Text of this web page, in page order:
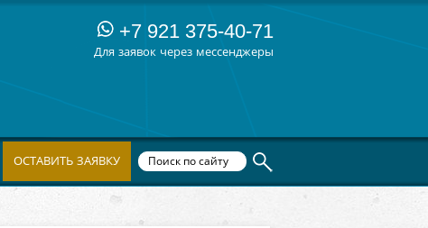
+7 921 375-40-71
Для заявок через мессенджеры
ОСТАВИТЬ ЗАЯВКУ